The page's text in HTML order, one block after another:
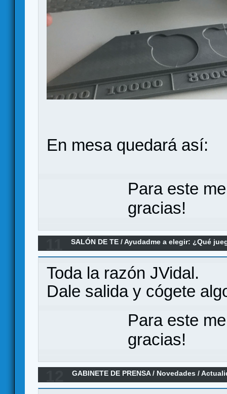
En mesa quedará así:
Para este
gracias!
SALÓN DE TE /Ayudadme a elegir: ¿Qué
Toda la razón JVidal.
Dale salida y cógete
Para este
gracias!
GABINETE DE PRENSA/ Novedades /